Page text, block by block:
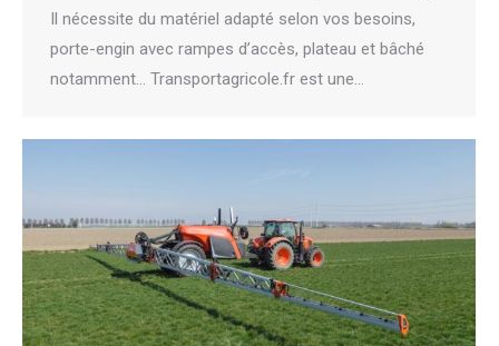
Il nécessite du matériel adapté selon vos besoins,
porte-engin avec rampes d’accès, plateau et bâché
notamment… Transportagricole.fr est une…